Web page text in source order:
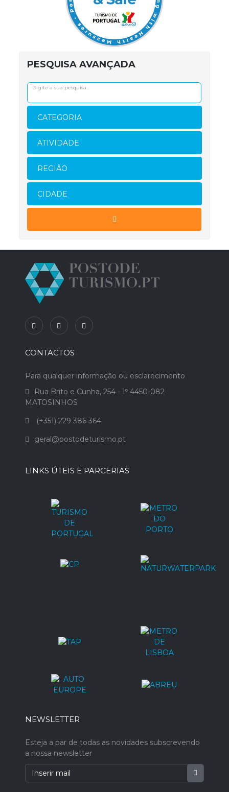
PESQUISA AVANÇADA
CATEGORIA
ATIVIDADE
REGIÃO
CIDADE
CONTACTOS
Para qualquer informação ou esclarecimento
Rua Brito e Cunha, 254 - 1º 4450-082
MATOSINHOS
(+351) 229 386 364
geral@postodeturismo.pt
LINKS ÚTEIS E PARCERIAS
NEWSLETTER
Esteja a par de todas as novidades subscrevendo
a nossa newsletter